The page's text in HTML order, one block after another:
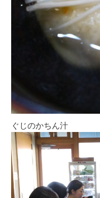
ぐじのかちん汁